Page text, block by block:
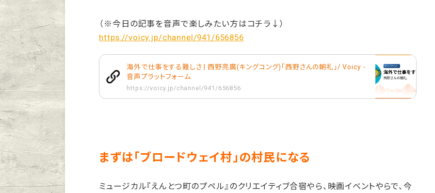
（※今日の記事を音声で楽しみたい方はコチラ↓）
https://voicy.jp/channel/941/656856
海外で仕事をする難しさ | 西野亮廣(キングコング)「西野さんの朝礼」/ Voicy -
音声プラットフォーム
https://voicy.jp/channel/941/656856
まずは「ブロードウェイ村」の村民になる
ミュージカル『えんとつ町のプペル』のクリエイティブ合宿やら、映画イベントやらで、今